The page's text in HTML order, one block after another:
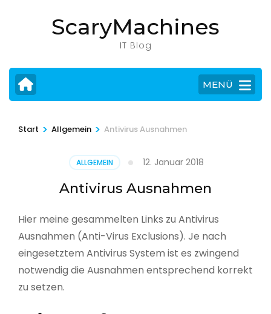
drücken)
ScaryMachines
IT Blog
MENÜ
Start > Allgemein > Antivirus Ausnahmen
ALLGEMEIN 12. Januar 2018
Antivirus Ausnahmen
Hier meine gesammelten Links zu Antivirus
Ausnahmen (Anti-Virus Exclusions). Je nach
eingesetztem Antivirus System ist es zwingend
notwendig die Ausnahmen entsprechend korrekt
zu setzen.